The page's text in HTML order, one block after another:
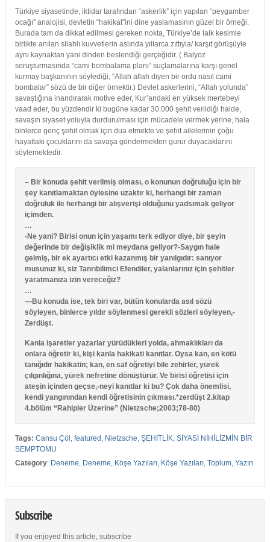
Türkiye siyasetinde, iktidar tarafından “askerlik” için yapılan “peygamber
ocağı” analojisi, devletin “hakikat”ini dine yaslamasının güzel bir örneği.
Burada tam da dikkat edilmesi gereken nokta, Türkiye’de laik kesimle
birlikte anılan silahlı kuvvetlerin aslında yıllarca zıttıyla/ karşıt görüşüyle
aynı kaynaktan yani dinden beslendiği gerçeğidir. ( Balyoz
soruşturmasında “cami bombalama planı” suçlamalarına karşı genel
kurmay başkanının söylediği; “Allah allah diyen bir ordu nasıl cami
bombalar” sözü de bir diğer örnektir.) Devlet askerlerini, “Allah yolunda”
savaştığına inandırarak motive eder, Kur’andaki en yüksek mertebeyi
vaad eder, bu yüzdendir ki bugüne kadar 30.000 şehit verildiği halde,
savaşın siyaset yoluyla durdurulması için mücadele vermek yerine, hala
binlerce genç şehit olmak için dua etmekte ve şehit ailelerinin çoğu
hayattaki çocuklarını da savaşa göndermekten gurur duyacaklarını
söylemektedir.
– Bir konuda şehit verilmiş olması, o konunun doğruluğu için bir
şey kanıtlamaktan öylesine uzaktır ki, herhangi bir zaman
doğruluk ile herhangi bir alışverişi olduğunu yadsımak geliyor
içimden.
…
-Ne yani? Birisi onun için yaşamı terk ediyor diye, bir şeyin
değerinde bir değişiklik mi meydana geliyor?-Saygın hale
gelmiş, bir ek ayartıcı etki kazanmış bir yanılgıdır: sanıyor
musunuz ki, siz Tanrıbilimci Efendiler, yalanlarınız için şehitler
yaratmanıza izin vereceğiz?
…
—Bu konuda ise, tek biri var, bütün konularda asıl sözü
söyleyen, binlerce yıldır söylenmesi gerekli sözleri söyleyen,-
Zerdüşt.
Kanla işaretler yazarlar yürüdükleri yolda, ahmaklıkları da
onlara öğretir ki, kişi kanla hakikati kanıtlar. Oysa kan, en kötü
tanığıdır hakikatin; kan, en saf öğretiyi bile zehirler, yürek
çılgınlığına, yürek nefretine dönüştürür. Ve birisi öğretisi için
ateşin içinden geçse,-neyi kanıtlar ki bu? Çok daha önemlisi,
kendi yangınından kendi öğretisinin çıkması.*zerdüşt 2.kitap
4.bölüm “Rahipler Üzerine” (Nietzsche;2003;78-80)
Tags: Cansu Çöl featured Nietzsche ŞEHİTLİK SİYASİ NİHİLİZMİN BİR
SEMPTOMU
Category: Deneme Deneme Köşe Yazıları, Köşe Yazıları, Toplum, Yazın
Subscribe
If you enjoyed this article, subscribe